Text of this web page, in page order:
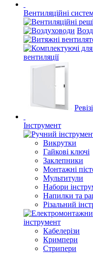
Вентиляційні
вентиляції
Інструмент
Викрутки
Гайкові ключі
Заклепники
Монтажні
Мультитули
Набори
Напилки та
Різальний
інструмент
Кабелерізи
Кримпери
Стрипери